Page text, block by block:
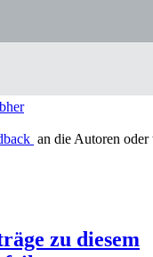
an die Autoren
zu diesem